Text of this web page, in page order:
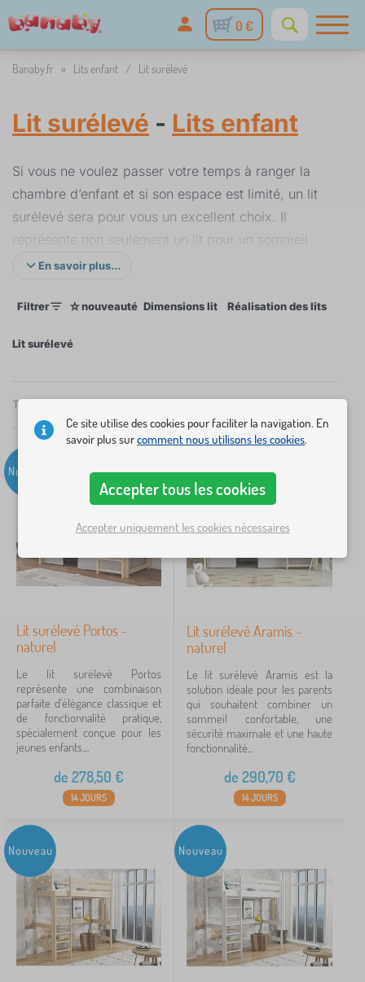
0 €
Banaby.fr » Lits enfant / Lit surélevé
Lit surélevé - Lits enfant
Si vous ne voulez passer votre temps à ranger la
chambre d’enfant et si son espace est limité, un lit
surélevé sera pour vous un excellent choix. Il
représente non seulement un lit pour un sommeil
réparateur et le repos, mais aussi un espace pour
Vous pouvez y cacher des jouets, un espace de
disponibles en dimensions de 180 x 80 cm. Ils sont
fabriqués en bois massif et peuvent être fournis en
couleurs et design différents.
En savoir plus...
Filtrer ☆nouveauté Dimensions lit Réalisation des lits
160x80 cm
180x80 cm
180x90 cm
12
190x90 cm
12
200x80 cm
afficher
plus >
le relief
avec maisonnette
lits superposés
1
s roštem
Couleurs des lits
Lit surélevé
Total
Nouveau
Lit surélevé Portos -
naturel
Le lit surélevé Portos
représente une combinaison
parfaite d'élégance classique et
de fonctionnalité pratique,
spécialement conçue pour les
jeunes enfants....
de 278,50 €
14 JOURS
Nouveau
Lit surélevé Aramis -
naturel
Le lit surélevé Aramis est la
solution idéale pour les parents
qui souhaitent combiner un
sommeil confortable, une
sécurité maximale et une haute
fonctionnalité...
de 290,70 €
14 JOURS
Nouveau Nouveau
Ce site utilise des cookies pour faciliter la navigation. En
savoir plus surcomment nous utilisons les cookies.
Accepter tous les cookies
Accepter uniquement les cookies nécessaires